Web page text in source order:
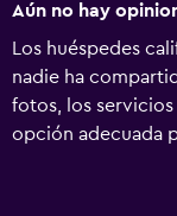
Aún no hay
Los huéspedes
nadie ha
fotos, los
opción adecuada